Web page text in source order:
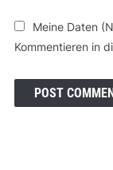
Meine Daten
Kommentieren in